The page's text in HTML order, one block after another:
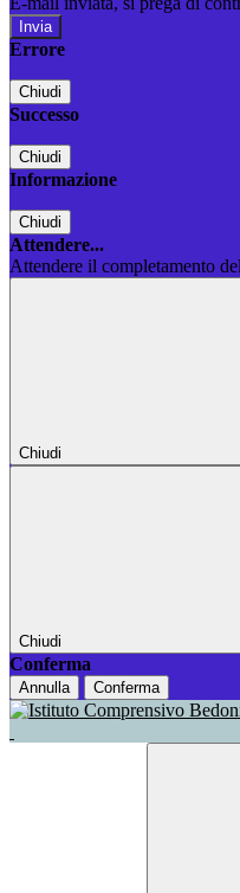
Errore
Chiudi
Successo
Chiudi
Informazione
Chiudi
Attendere...
Attendere il completamento
Chiudi
Chiudi
Conferma
Annulla Conferma